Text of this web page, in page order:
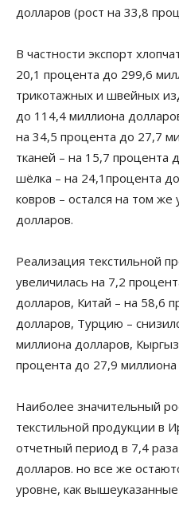
долларов (рост на 33,8
В частности экспорт
20,1 процента до 299,6
трикотажных и швейных
до 114,4 миллиона
на 34,5 процента до 27,7
тканей – на 15,7 процента
шёлка – на 24,1процента
ковров – остался на том
долларов.
Реализация текстильной
увеличилась на 7,2
долларов, Китай – на 58,6
долларов, Турцию –
миллиона долларов,
процента до 27,9 миллиона
Наиболее значительный
текстильной продукции в
отчетный период в 7,4
долларов. но все же
уровне, как